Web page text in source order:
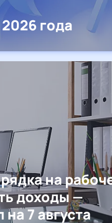
2026 года
на
доходы —
7 августа